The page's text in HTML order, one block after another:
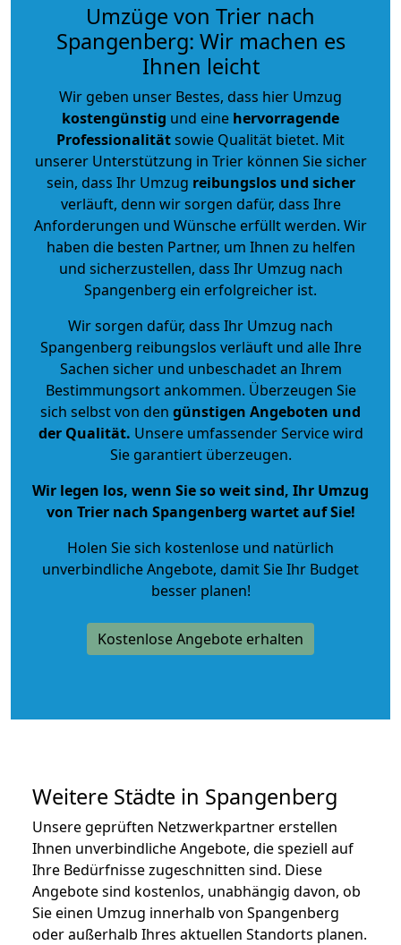
Umzüge von Trier nach
Spangenberg: Wir machen es
Ihnen leicht
Wir geben unser Bestes, dass hier Umzug
kostengünstig und eine hervorragende
Professionalitätsowie Qualität bietet. Mit
unserer Unterstützung in Trier können Sie sicher
sein, dass Ihr Umzug reibungslos und sicher
verläuft, denn wir sorgen dafür, dass Ihre
Anforderungen und Wünsche erfüllt werden. Wir
haben die besten Partner, um Ihnen zu helfen
und sicherzustellen, dass Ihr Umzug nach
Spangenberg ein erfolgreicher ist.
Wir sorgen dafür, dass Ihr Umzug nach
Spangenberg reibungslos verläuft und alle Ihre
Sachen sicher und unbeschadet an Ihrem
Bestimmungsort ankommen. Überzeugen Sie
sich selbst von den günstigen Angeboten und
der Qualität. Unsere umfassender Service wird
Sie garantiert überzeugen.
Wir legen los, wenn Sie so weit sind, Ihr Umzug
von Trier nach Spangenberg wartet auf Sie!
Holen Sie sich kostenlose und natürlich
unverbindliche Angebote, damit Sie Ihr Budget
besser planen!
Kostenlose Angebote erhalten
Weitere Städte in Spangenberg
Unsere geprüften Netzwerkpartner erstellen
Ihnen unverbindliche Angebote, die speziell auf
Ihre Bedürfnisse zugeschnitten sind. Diese
Angebote sind kostenlos, unabhängig davon, ob
Sie einen Umzug innerhalb von Spangenberg
oder außerhalb Ihres aktuellen Standorts planen.